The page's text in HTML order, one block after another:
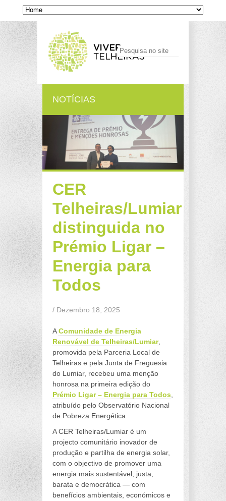
NOTÍCIAS
CER
Telheiras/Lumiar
distinguida no
Prémio Ligar –
Energia para
Todos
/ Dezembro 18, 2025
AComunidade de Energia
Renovável de Telheiras/Lumiar,
promovida pela Parceria Local de
Telheiras e pela Junta de Freguesia
do Lumiar, recebeu uma menção
honrosa na primeira edição do
Prémio Ligar – Energia para Todos,
atribuído pelo Observatório Nacional
de Pobreza Energética.
A CER Telheiras/Lumiar é um
projecto comunitário inovador de
produção e partilha de energia solar,
com o objectivo de promover uma
energia mais sustentável, justa,
barata e democrática — com
benefícios ambientais, económicos e